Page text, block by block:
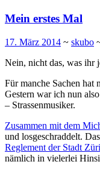
Mein erstes Mal
17. März 2014 ~ skubo
Nein, nicht das, was ihr
Für manche Sachen hat
Gestern war ich nun
– Strassenmusiker.
Zusammen mit dem
und losgeschraddelt.
Reglement der Stadt
nämlich in vielerlei